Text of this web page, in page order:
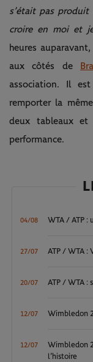
s’était pas
croire en moi et
heures
aux côtés de
association. Il
remporter la
deux tableaux et
performance.
04/08 WTA / ATP :
27/07 ATP / WTA :
20/07 ATP / WTA :
12/07 Wimbledon
12/07
Wimbledon
l’histoire